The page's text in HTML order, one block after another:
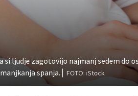
si ljudje zagotovijo najmanj sedem do
spanja.
FOTO: iStock